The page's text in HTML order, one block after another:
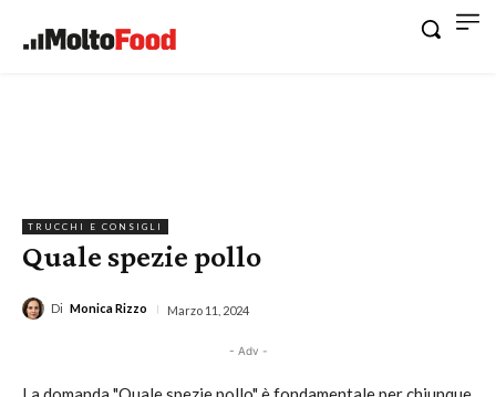
TRUCCHI E CONSIGLI
Quale spezie pollo
Di Monica Rizzo Marzo 11, 2024
- Adv -